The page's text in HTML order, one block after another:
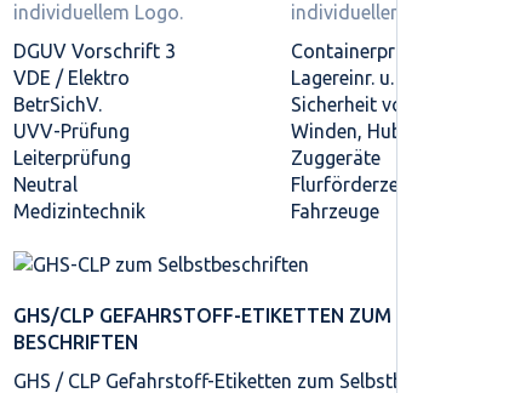
individuellem Logo.
DGUV Vorschrift 3
VDE / Elektro
BetrSichV.
UVV-Prüfung
Leiterprüfung
Neutral
Medizintechnik
individuellem Logo.
Containerprüfung
Lagereinr. u. -geräte
Sicherheit von Regalen
Winden, Hub- und
Zuggeräte
Flurförderzeuge
Fahrzeuge
GHS/CLP GEFAHRSTOFF-ETIKETTEN ZUM SELBST­
BESCHRIFTEN
GHS / CLP Gefahrstoff-Etiketten zum Selbstbeschriften